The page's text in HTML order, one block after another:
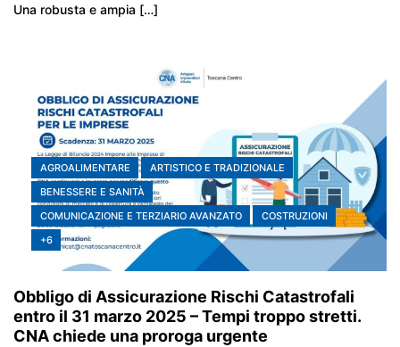
Una robusta e ampia […]
AGROALIMENTARE
ARTISTICO E TRADIZIONALE
BENESSERE E SANITÀ
COMUNICAZIONE E TERZIARIO AVANZATO
COSTRUZIONI
+6
Obbligo di Assicurazione Rischi Catastrofali
entro il 31 marzo 2025 – Tempi troppo stretti.
CNA chiede una proroga urgente